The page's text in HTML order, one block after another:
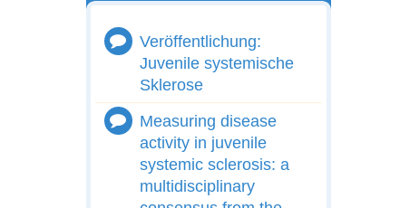
Veröffentlichung:
Juvenile systemische
Sklerose
Measuring disease
activity in juvenile
systemic sclerosis: a
multidisciplinary